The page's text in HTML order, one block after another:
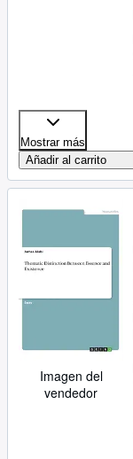
Mostrar más
Añadir al carrito
Imagen del
vendedor